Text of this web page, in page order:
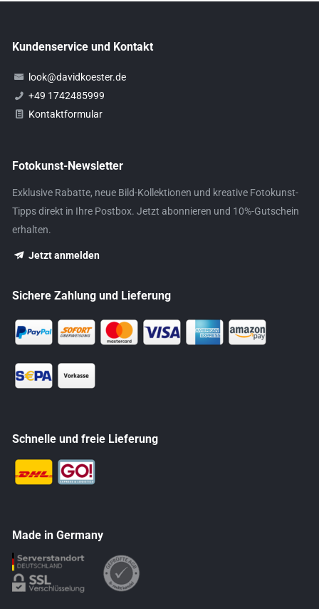
Kundenservice und Kontakt
look@davidkoester.de
+49 1742485999
Kontaktformular
Fotokunst-Newsletter
Exklusive Rabatte, neue Bild-Kollektionen und kreative Fotokunst-
Tipps direkt in Ihre Postbox. Jetzt abonnieren und 10%-Gutschein
erhalten.
Jetzt anmelden
Sichere Zahlung und Lieferung
Schnelle und freie Lieferung
Made in Germany